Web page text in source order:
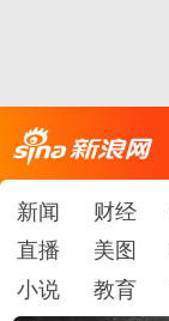
新闻 财经
直播
美图
小说
教育